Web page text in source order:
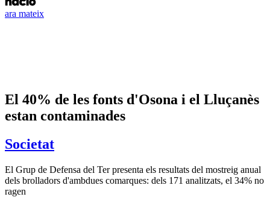
ara mateix
El 40% de les fonts d'Osona i el Lluçanès
estan contaminades
Societat
El Grup de Defensa del Ter presenta els resultats del mostreig anual
dels brolladors d'ambdues comarques: dels 171 analitzats, el 34% no
ragen